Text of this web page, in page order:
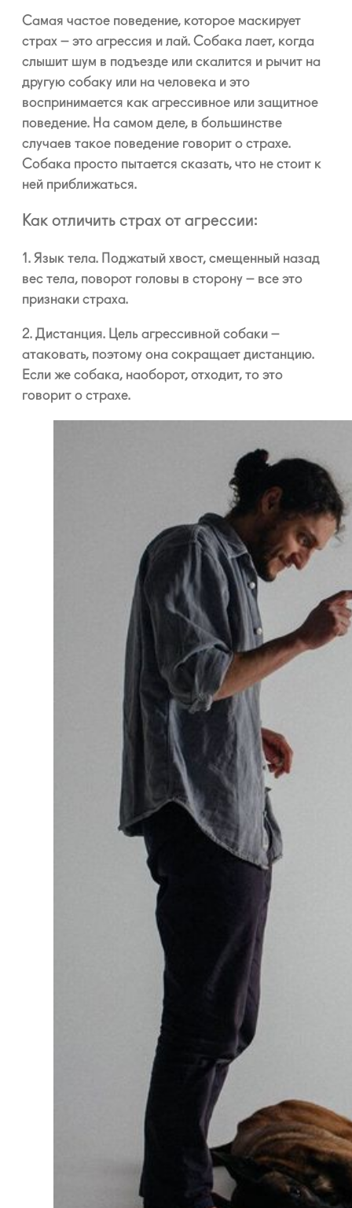
Самая частое поведение, которое маскирует
страх – это агрессия и лай. Собака лает, когда
слышит шум в подъезде или скалится и рычит на
другую собаку или на человека и это
воспринимается как агрессивное или защитное
поведение. На самом деле, в большинстве
случаев такое поведение говорит о страхе.
Собака просто пытается сказать, что не стоит к
ней приближаться.
Как отличить страх от агрессии:
1. Язык тела. Поджатый хвост, смещенный назад
вес тела, поворот головы в сторону – все это
признаки страха.
2. Дистанция. Цель агрессивной собаки –
атаковать, поэтому она сокращает дистанцию.
Если же собака, наоборот, отходит, то это
говорит о страхе.